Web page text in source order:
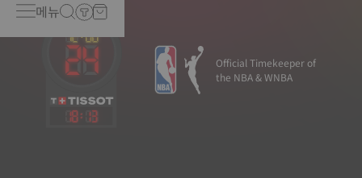
메뉴
18: 13
Official Timekeeper of
the NBA & WNBA